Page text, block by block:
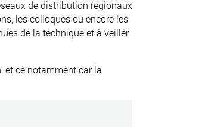
de distribution régionaux
les colloques ou encore les
de la technique et à veiller
et ce notamment car la